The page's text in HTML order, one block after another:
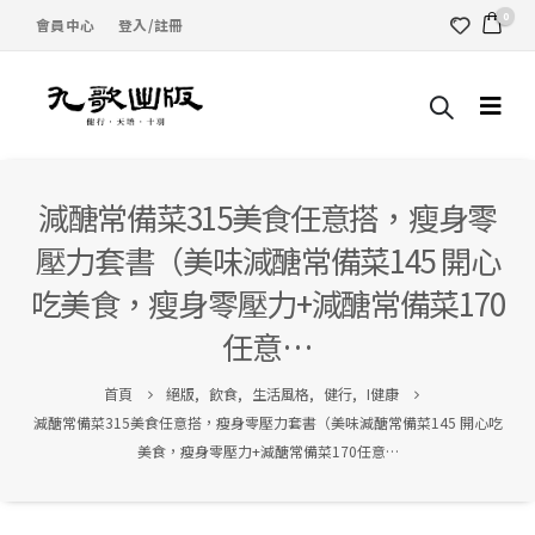
會員中心 登入/註冊 0
減醣常備菜315美食任意搭，瘦身零
壓力套書（美味減醣常備菜145 開心
吃美食，瘦身零壓力+減醣常備菜170
任意…
首頁 絕版, 飲食, 生活風格, 健行, I健康
減醣常備菜315美食任意搭，瘦身零壓力套書（美味減醣常備菜145 開心吃
美食，瘦身零壓力+減醣常備菜170任意…